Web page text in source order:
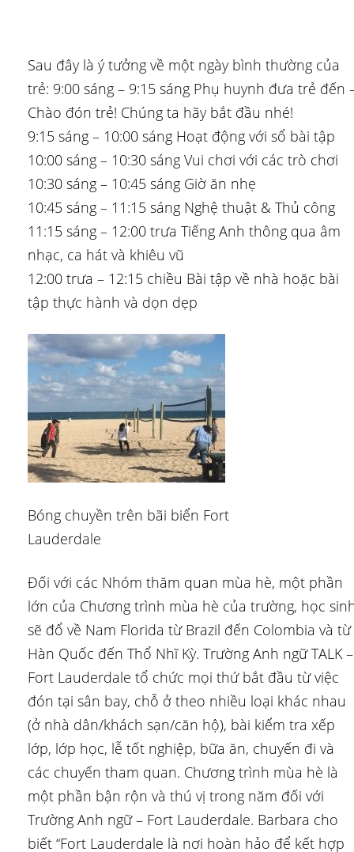
Sau đây là ý tưởng về một ngày bình thường của
trẻ: 9:00 sáng – 9:15 sáng Phụ huynh đưa trẻ đến
Chào đón trẻ! Chúng ta hãy bắt đầu nhé!
9:15 sáng – 10:00 sáng Hoạt động với sổ bài tập
10:00 sáng – 10:30 sáng Vui chơi với các trò chơi
10:30 sáng – 10:45 sáng Giờ ăn nhẹ
10:45 sáng – 11:15 sáng Nghệ thuật & Thủ công
11:15 sáng – 12:00 trưa Tiếng Anh thông qua âm
nhạc, ca hát và khiêu vũ
12:00 trưa – 12:15 chiều Bài tập về nhà hoặc bài
tập thực hành và dọn dẹp
Bóng chuyền trên bãi biển Fort
Lauderdale
Đối với các Nhóm thăm quan mùa hè, một phần
lớn của Chương trình mùa hè của trường, học
sẽ đổ về Nam Florida từ Brazil đến Colombia và từ
Hàn Quốc đến Thổ Nhĩ Kỳ. Trường Anh ngữ TALK –
Fort Lauderdale tổ chức mọi thứ bắt đầu từ việc
đón tại sân bay, chỗ ở theo nhiều loại khác nhau
(ở nhà dân/khách sạn/căn hộ), bài kiểm tra xếp
lớp, lớp học, lễ tốt nghiệp, bữa ăn, chuyến đi và
các chuyến tham quan. Chương trình mùa hè là
một phần bận rộn và thú vị trong năm đối với
Trường Anh ngữ – Fort Lauderdale. Barbara cho
biết “Fort Lauderdale là nơi hoàn hảo để kết hợp